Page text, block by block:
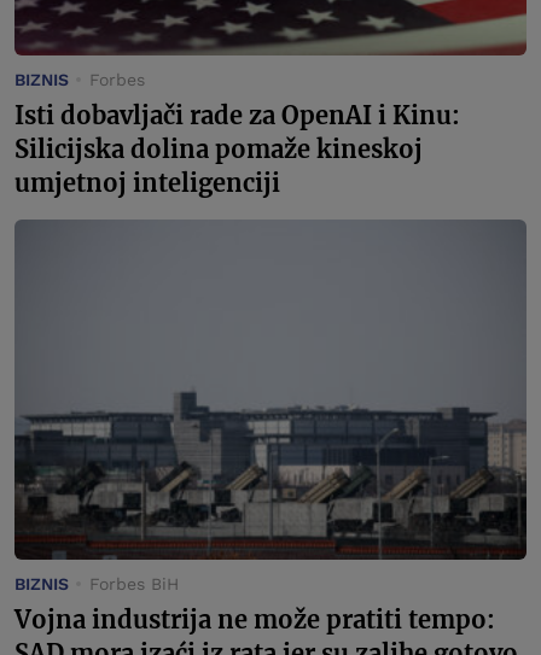
BIZNIS Forbes
Isti dobavljači rade za OpenAI i Kinu:
Silicijska dolina pomaže kineskoj
umjetnoj inteligenciji
BIZNIS Forbes BiH
Vojna industrija ne može pratiti tempo: